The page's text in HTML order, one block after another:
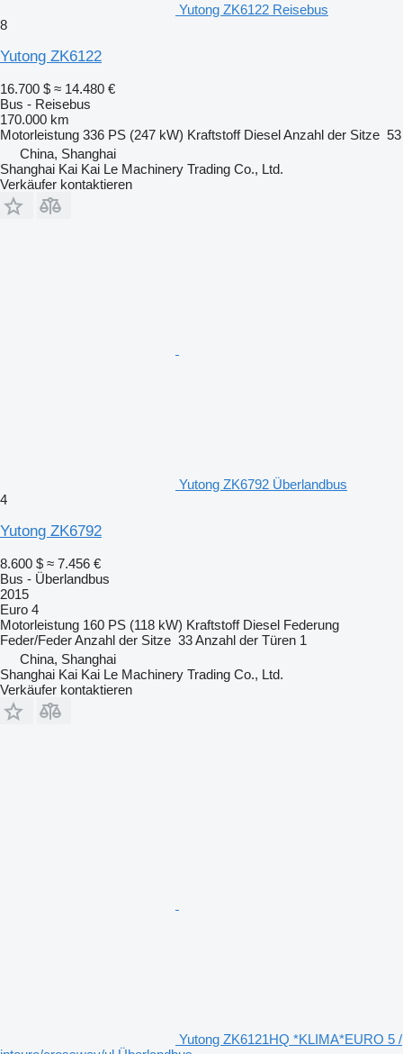
Yutong ZK6122 Reisebus
8
Yutong ZK6122
16.700 $ ≈ 14.480 €
Bus - Reisebus
170.000 km
Motorleistung 336 PS (247 kW) Kraftstoff DieselAnzahl der Sitze 53
China, Shanghai
Shanghai Kai Kai Le Machinery Trading Co., Ltd.
Verkäufer kontaktieren
Yutong ZK6792 Überlandbus
4
Yutong ZK6792
8.600 $ ≈ 7.456 €
Bus - Überlandbus
2015
Euro 4
Motorleistung 160 PS (118 kW) Kraftstoff Diesel Federung
Feder/FederAnzahl der Sitze 33Anzahl der Türen 1
China, Shanghai
Shanghai Kai Kai Le Machinery Trading Co., Ltd.
Verkäufer kontaktieren
Yutong ZK6121HQ *KLIMA*EURO 5 /